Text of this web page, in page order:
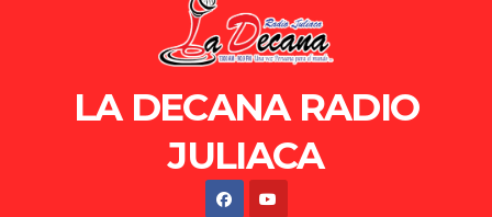
LA DECANA RADIO
JULIACA